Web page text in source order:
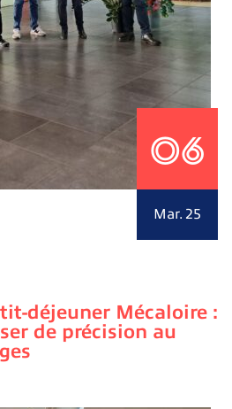
06
Mar. 25
déjeuner Mécaloire :
de précision au